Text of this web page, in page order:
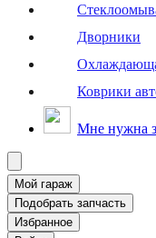
Дворники
Коврики
Мне нужна